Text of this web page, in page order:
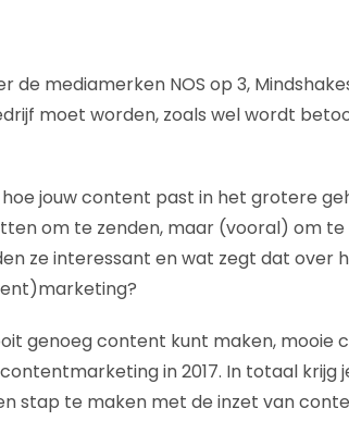
de mediamerken NOS op 3,
moet worden, zoals wel wordt
jouw content past in het grotere
om te zenden, maar (vooral) om te
ze interessant en wat zegt dat over
genoeg content kunt maken, mooie
in 2017. In totaal krijg
stap te maken met de inzet van